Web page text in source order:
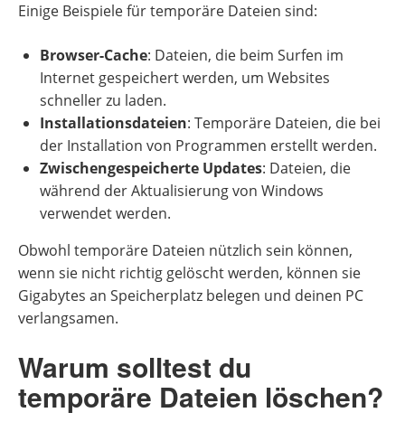
Einige Beispiele für temporäre Dateien sind:
Browser-Cache: Dateien, die beim Surfen im
Internet gespeichert werden, um Websites
schneller zu laden.
Installationsdateien: Temporäre Dateien, die bei
der Installation von Programmen erstellt werden.
Zwischengespeicherte Updates: Dateien, die
während der Aktualisierung von Windows
verwendet werden.
Obwohl temporäre Dateien nützlich sein können,
wenn sie nicht richtig gelöscht werden, können sie
Gigabytes an Speicherplatz belegen und deinen PC
verlangsamen.
Warum solltest du
temporäre Dateien löschen?